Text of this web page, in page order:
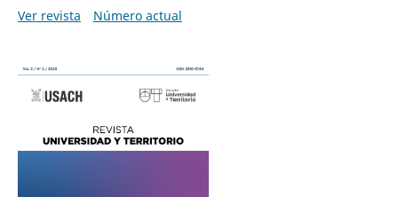
Ver revista
Número actual